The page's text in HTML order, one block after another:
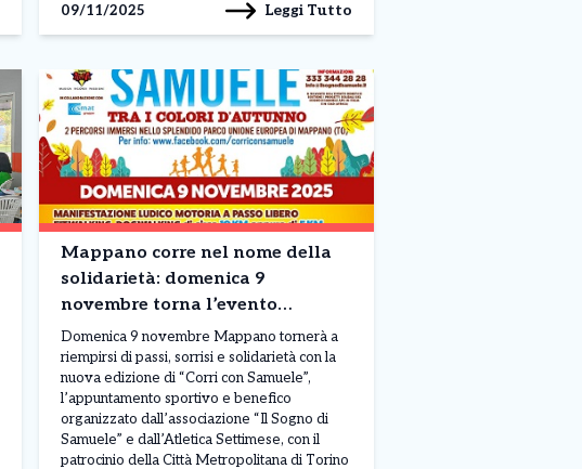
09/11/2025 Leggi Tutto
Mappano corre nel nome della
solidarietà: domenica 9
novembre torna l’evento
sportivo “Corri con Samuele”
Domenica 9 novembre Mappano tornerà a
riempirsi di passi, sorrisi e solidarietà con la
nuova edizione di “Corri con Samuele”,
l’appuntamento sportivo e benefico
organizzato dall’associazione “Il Sogno di
Samuele” e dall’Atletica Settimese, con il
patrocinio della Città Metropolitana di Torino